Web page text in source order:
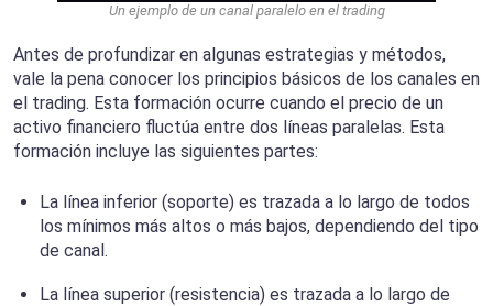
Un ejemplo de un canal paralelo en el trading
Antes de profundizar en algunas estrategias y métodos,
vale la pena conocer los principios básicos de los canales en
el trading. Esta formación ocurre cuando el precio de un
activo financiero fluctúa entre dos líneas paralelas. Esta
formación incluye las siguientes partes:
La línea inferior (soporte) es trazada a lo largo de todos
los mínimos más altos o más bajos, dependiendo del tipo
de canal.
La línea superior (resistencia) es trazada a lo largo de